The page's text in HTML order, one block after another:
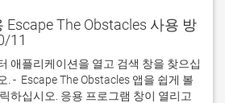
Escape The Obstacles 사용 방
11
애플리케이션을 열고 검색 창을 찾으십
. -  Escape The Obstacles 앱을 쉽게 볼
하십시오. 응용 프로그램 창이 열리고